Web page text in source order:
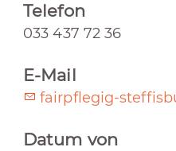
Telefon
033 437 72 36
E-Mail
fairpflegig-
Datum von